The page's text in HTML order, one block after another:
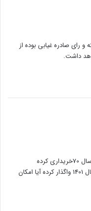
و رای صادره غیابی بوده از
داشت.
و ستاد اجرایی امام زمین ما را به شهرداری در سال 1401 واگذار کرده آیا امکان